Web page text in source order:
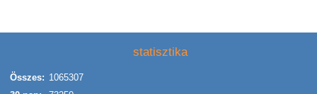
statisztika
Összes: 1065307